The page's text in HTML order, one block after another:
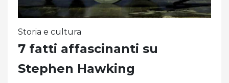
Storia e cultura
7 fatti affascinanti su
Stephen Hawking